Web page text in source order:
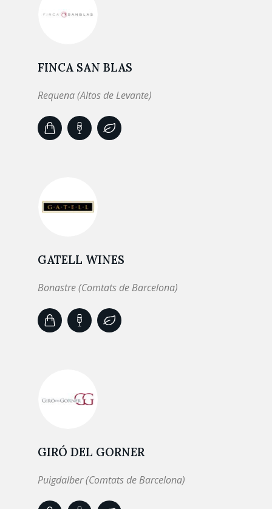
FINCA SAN BLAS
Requena (Altos de Levante)
GATELL WINES
Bonastre (Comtats de Barcelona)
GIRÓ DEL GORNER
Puigdalber (Comtats de Barcelona)